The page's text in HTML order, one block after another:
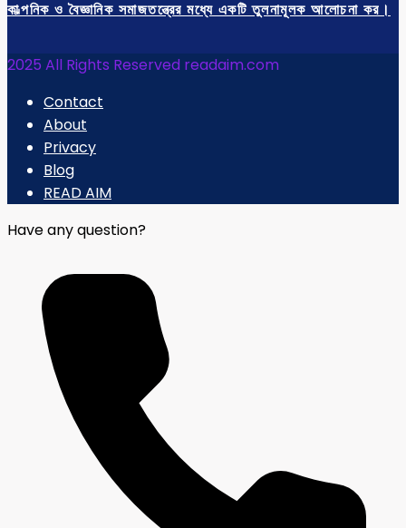
কাল্পনিক ও বৈজ্ঞানিক সমাজতন্ত্রের মধ্যে একটি তুলনামূলক আলোচনা কর।
2025 All Rights Reserved readaim.com
Contact
About
Privacy
Blog
READ AIM
Have any question?